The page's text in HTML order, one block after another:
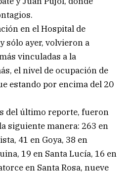
en el Hospital de
sólo ayer, volvieron a
vinculadas a la
el nivel de ocupación de
estando por encima del 20
del último reporte, fueron
siguiente manera: 263 en
41 en Goya, 38 en
19 en Santa Lucía, 16 en
en Santa Rosa, nueve